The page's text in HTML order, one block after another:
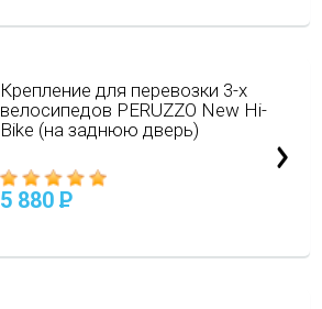
Крепление для перевозки 3-х
велосипедов PERUZZO New Hi-
Bike (на заднюю дверь)
5 880 P